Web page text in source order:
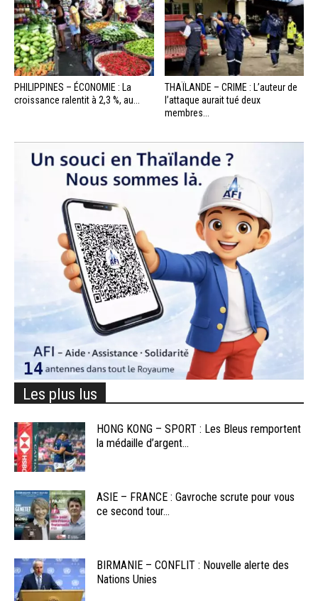
PHILIPPINES – ÉCONOMIE : La
croissance ralentit à 2,3 %, au...
THAÏLANDE – CRIME : L’auteur de
l’attaque aurait tué deux
membres...
Les plus lus
HONG KONG – SPORT : Les Bleus remportent
la médaille d’argent...
ASIE – FRANCE : Gavroche scrute pour vous
ce second tour...
BIRMANIE – CONFLIT : Nouvelle alerte des
Nations Unies